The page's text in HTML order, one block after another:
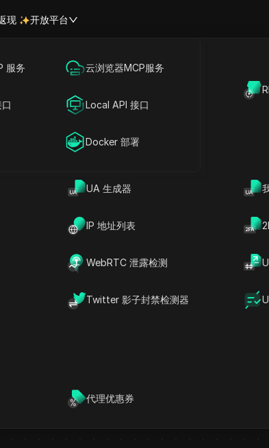
UA 生成器
IP 地址列表
WebRTC 泄露检测
Twitter 影子封禁检测器
代理优惠券
现 开放平台
服务 云浏览器MCP服务
Local API 接口
Docker 部署